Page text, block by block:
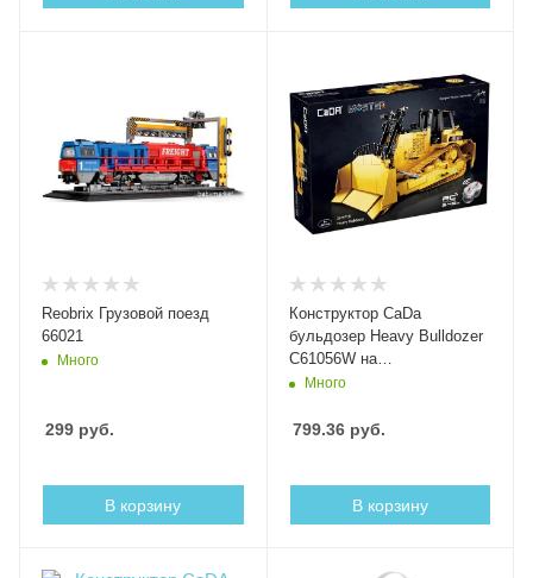
Reobrix Грузовой поезд
66021
Много
299 руб.
В корзину
Конструктор CaDa
бульдозер Heavy Bulldozer
C61056W на
радиоуправлении
Много
799.36руб.
В корзину